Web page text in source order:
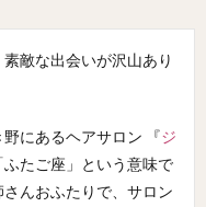
敵な出会いが沢山あり
にあるヘアサロン 『ジ
たご座」という意味で
んおふたりで、サロン